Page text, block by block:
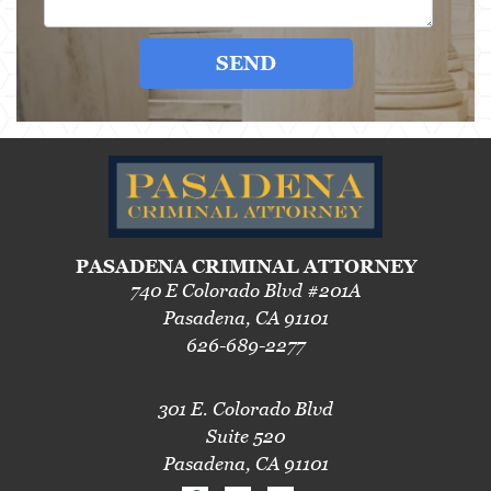
SEND
PASADENA CRIMINAL ATTORNEY
740 E Colorado Blvd #201A
Pasadena, CA 91101
626-689-2277
301 E. Colorado Blvd
Suite 520
Pasadena, CA 91101